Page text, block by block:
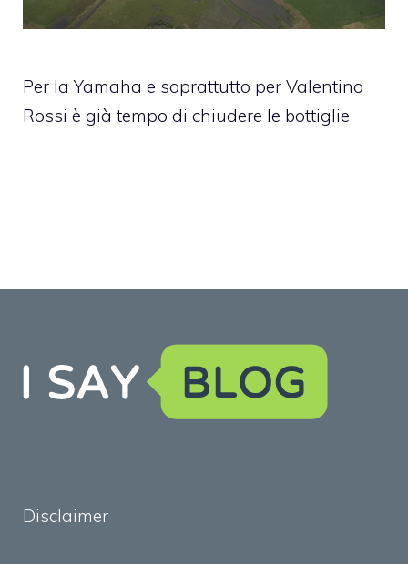
Per la Yamaha e soprattutto per Valentino
Rossi è già tempo di chiudere le bottiglie
Disclaimer